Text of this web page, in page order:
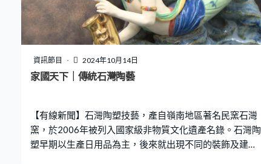
資訊節目 2024年10月14日
家國天下｜傳統石灣陶藝
【有線新聞】石灣陶塑技藝，產自嶺南地區著名民窯石灣
窯，於2006年被列入國家級非物質文化遺產名錄。石灣陶
塑早期以生產日用品為主，後來就出現不同的裝飾及建築